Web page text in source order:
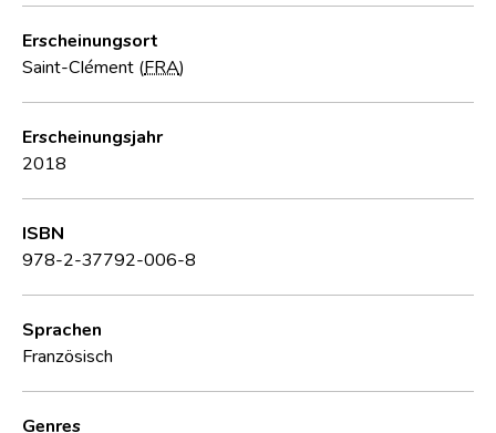
Erscheinungsort
Saint-Clément (FRA)
Erscheinungsjahr
2018
ISBN
978-2-37792-006-8
Sprachen
Französisch
Genres